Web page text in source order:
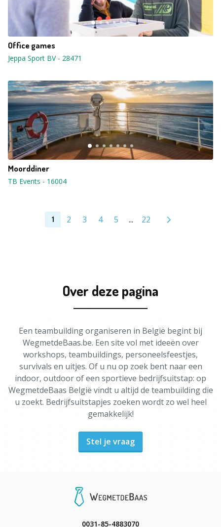
Office games
Jeppa Sport BV- 28471
Moorddiner
TB Events - 16004
1 2 3 4 5 ... 22
Over deze pagina
Een teambuilding organiseren in België begint bij
WegmetdeBaas.be. Een site vol met ideeën over
workshops, teambuildings, personeelsfeestjes,
survivals en uitjes. Of u nu op zoek bent naar een
indoor, outdoor of een sportieve bedrijfsuitstap: op
WegmetdeBaas België vindt u altijd de teambuilding die
u zoekt. Bedrijfsuitstapjes zoeken wordt zo wel heel
gemakkelijk!
Stel je vraag
0031-85-4883070